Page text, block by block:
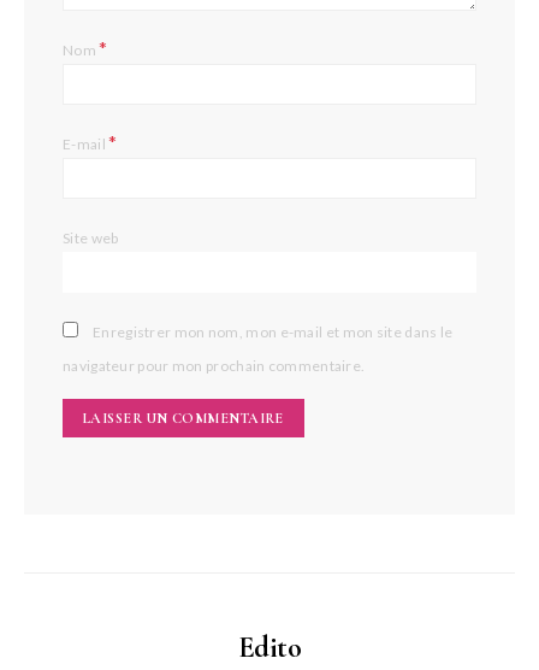
Nom*
E-mail*
Site web
Enregistrer mon nom, mon e-mail et mon site dans le
navigateur pour mon prochain commentaire.
Edito